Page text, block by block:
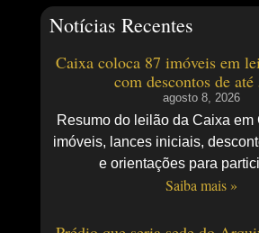
Notícias Recentes
Caixa coloca 87 imóveis em
com descontos de até
agosto 8, 2026
Resumo do leilão da Caixa em
imóveis, lances iniciais,
e orientações para
Saiba mais »